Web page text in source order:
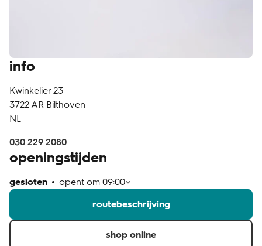
info
Kwinkelier 23
3722 AR Bilthoven
NL
030 229 2080
openingstijden
gesloten opent om 09:00
routebeschrijving
shop online